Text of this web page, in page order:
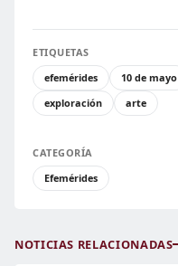
ETIQUETAS
efemérides
10 de mayo
exploración
arte
CATEGORÍA
Efemérides
NOTICIAS RELACIONADAS